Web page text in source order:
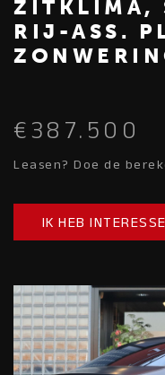
ZITKLIMA,
RIJ-ASS.
€387.500
Leasen? Doe de
IK HEB INTERESSE